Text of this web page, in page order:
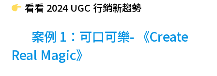
看看 2024 UGC 行銷新趨勢
案例 1：可口可樂- 《Create
Real Magic》